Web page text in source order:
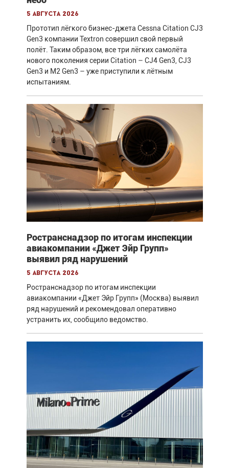
5 августа 2026
Прототип лёгкого бизнес-джета Cessna Citation CJ3
Gen3 компании Textron совершил свой первый
полёт. Таким образом, все три лёгких самолёта
нового поколения серии Citation – CJ4 Gen3, CJ3
Gen3 и M2 Gen3 – уже приступили к лётным
испытаниям.
Ространснадзор по итогам инспекции
авиакомпании «Джет Эйр Групп»
выявил ряд нарушений
5 августа 2026
Ространснадзор по итогам инспекции
авиакомпании «Джет Эйр Групп» (Москва) выявил
ряд нарушений и рекомендовал оперативно
устранить их, сообщило ведомство.